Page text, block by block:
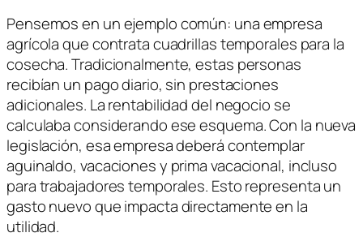
Pensemos en un ejemplo común: una empresa
agrícola que contrata cuadrillas temporales para la
cosecha. Tradicionalmente, estas personas
recibían un pago diario, sin prestaciones
adicionales. La rentabilidad del negocio se
calculaba considerando ese esquema. Con la nueva
legislación, esa empresa deberá contemplar
aguinaldo, vacaciones y prima vacacional, incluso
para trabajadores temporales. Esto representa un
gasto nuevo que impacta directamente en la
utilidad.